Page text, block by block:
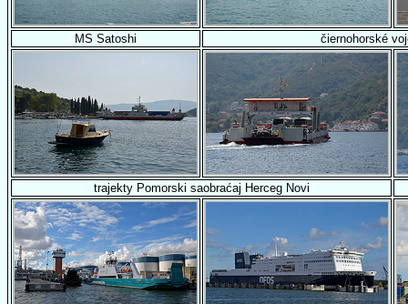
MS Satoshi čiernohorské
trajekty Pomorski saobraćaj Herceg Novi